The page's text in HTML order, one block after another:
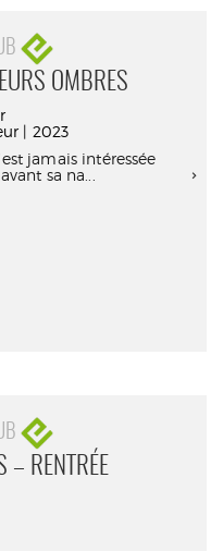
OMBRES
| 2023
jamais intéressée
sa na...
– RENTRÉE